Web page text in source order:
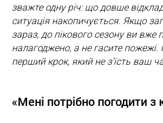
зважте одну річ: що довше
ситуація накопичується. Якщо
зараз, до пікового сезону ви вже
налагоджено, а не гасите
перший крок, який не з'їсть ваш
«Мені потрібно погодити з